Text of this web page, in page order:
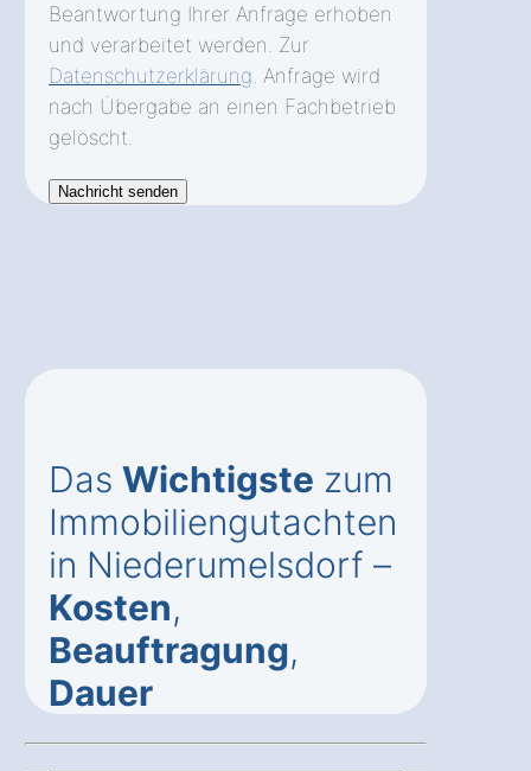
Beantwortung Ihrer Anfrage erhoben
und verarbeitet werden. Zur
Datenschutzerklärung . Anfrage wird
nach Übergabe an einen Fachbetrieb
gelöscht.
Das Wichtigste zum
Immobiliengutachten
in Niederumelsdorf –
Kosten,
Beauftragung,
Dauer